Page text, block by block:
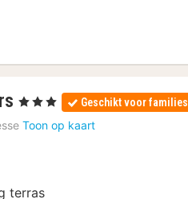
1
nacht
vanaf
, 3 Sterren Geschikt voor families
Toon op kaart
terras